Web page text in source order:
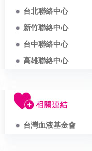
台北聯絡中心
新竹聯絡中心
台中聯絡中心
高雄聯絡中心
台灣血液基金會